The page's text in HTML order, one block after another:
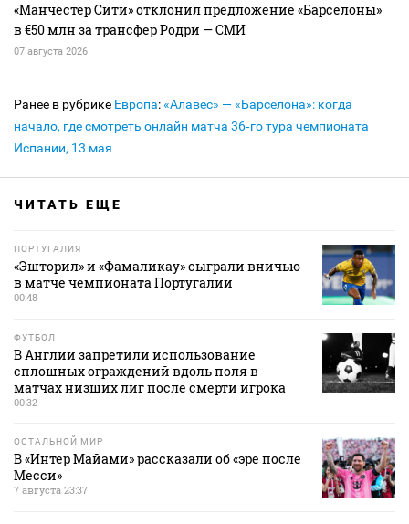
«Манчестер Сити» отклонил предложение «Барселоны»
в €50 млн за трансфер Родри — СМИ
07 августа 2026
Ранее в рубрике Европа:«Алавес» — «Барселона»: когда
начало, где смотреть онлайн матча 36‑го тура чемпионата
Испании, 13 мая
ЧИТАТЬ ЕЩЕ
ПОРТУГАЛИЯ
«Эшторил» и «Фамаликау» сыграли вничью
в матче чемпионата Португалии
00:48
ФУТБОЛ
В Англии запретили использование
сплошных ограждений вдоль поля в
матчах низших лиг после смерти игрока
00:32
ОСТАЛЬНОЙ МИР
В «Интер Майами» рассказали об «эре после
Месси»
7 августа 23:37